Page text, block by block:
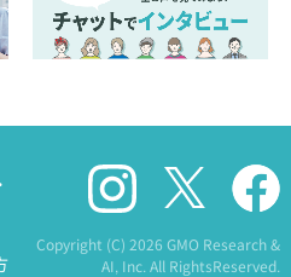
Copyright (C)2026 GMO Research &
AI, Inc. All RightsReserved.